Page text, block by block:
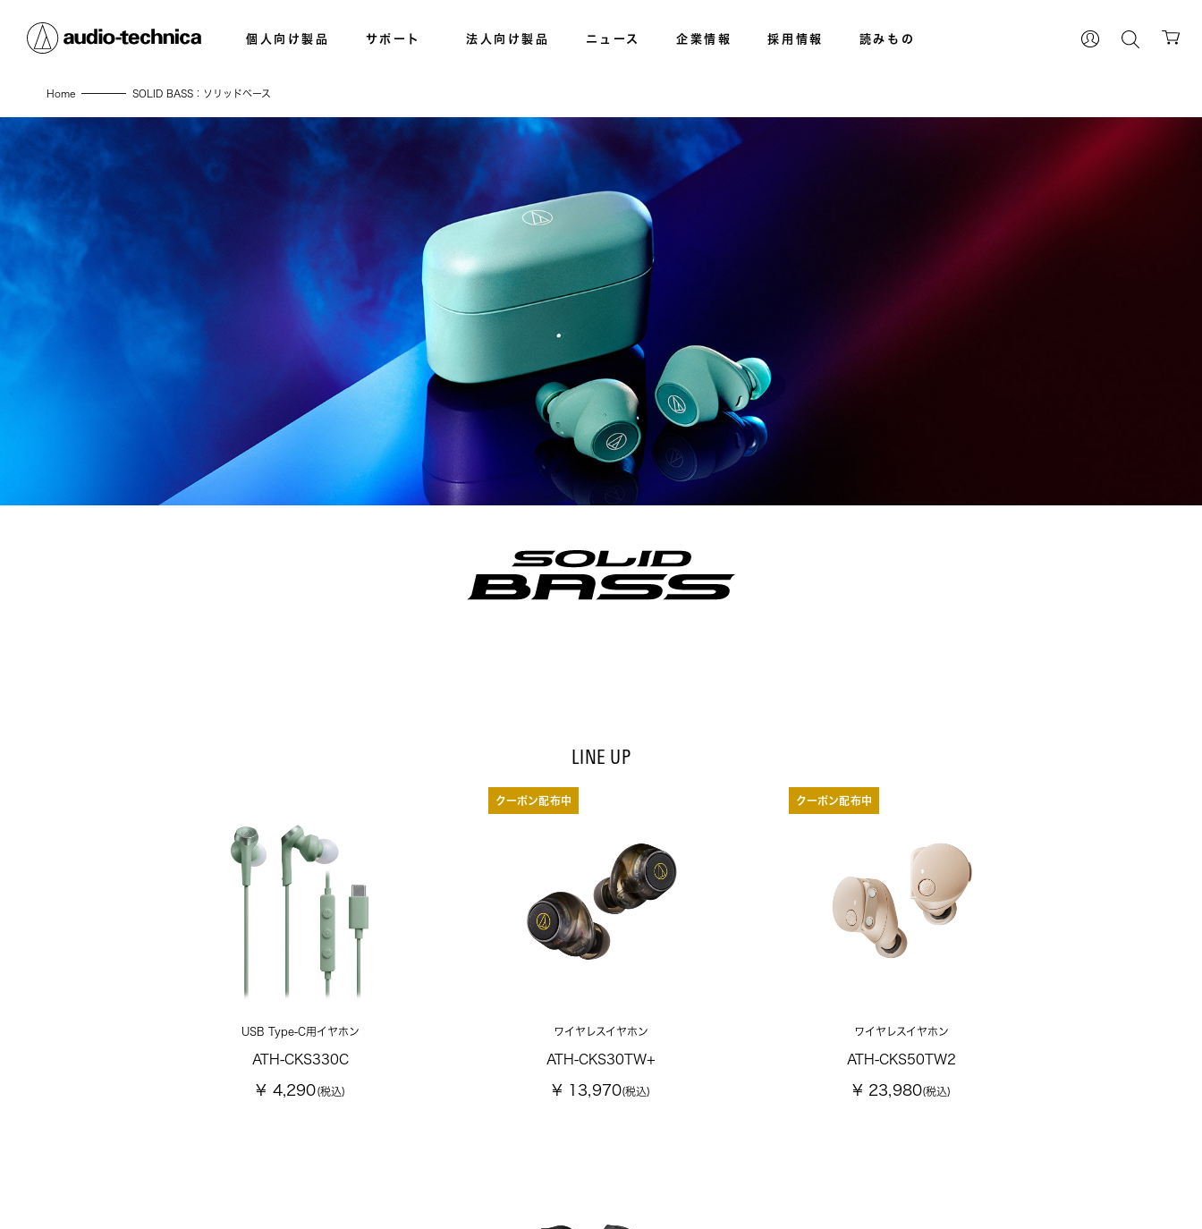
個人向け製品 サポート 法人向け製品 ニュース 企業情報 採用情報 読みもの
Home SOLID BASS：ソリッドベース
LINE UP
USB Type-C用イヤホン
ATH-CKS330C
¥ 4,290(税込)
クーポン配布中
ワイヤレスイヤホン
ATH-CKS30TW+
¥ 13,970(税込)
クーポン配布中
ワイヤレスイヤホン
ATH-CKS50TW2
¥ 23,980(税込)